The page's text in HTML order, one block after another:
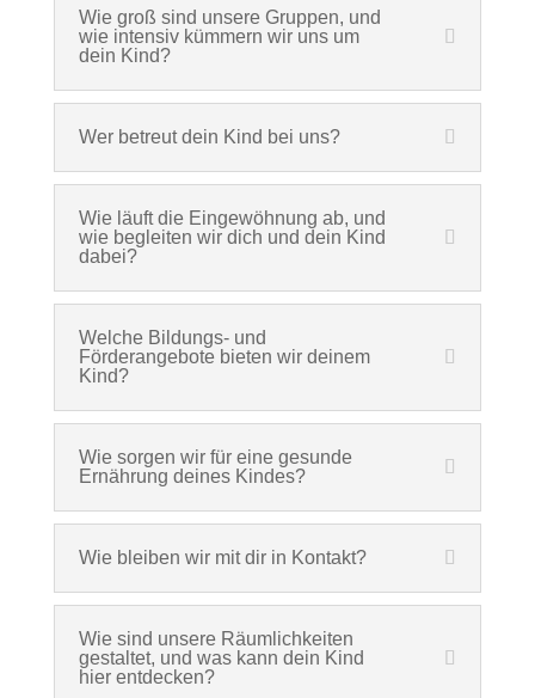
Wie groß sind unsere Gruppen, und
wie intensiv kümmern wir uns um
dein Kind?
Wer betreut dein Kind bei uns?
Wie läuft die Eingewöhnung ab, und
wie begleiten wir dich und dein Kind
dabei?
Welche Bildungs- und
Förderangebote bieten wir deinem
Kind?
Wie sorgen wir für eine gesunde
Ernährung deines Kindes?
Wie bleiben wir mit dir in Kontakt?
Wie sind unsere Räumlichkeiten
gestaltet, und was kann dein Kind
hier entdecken?